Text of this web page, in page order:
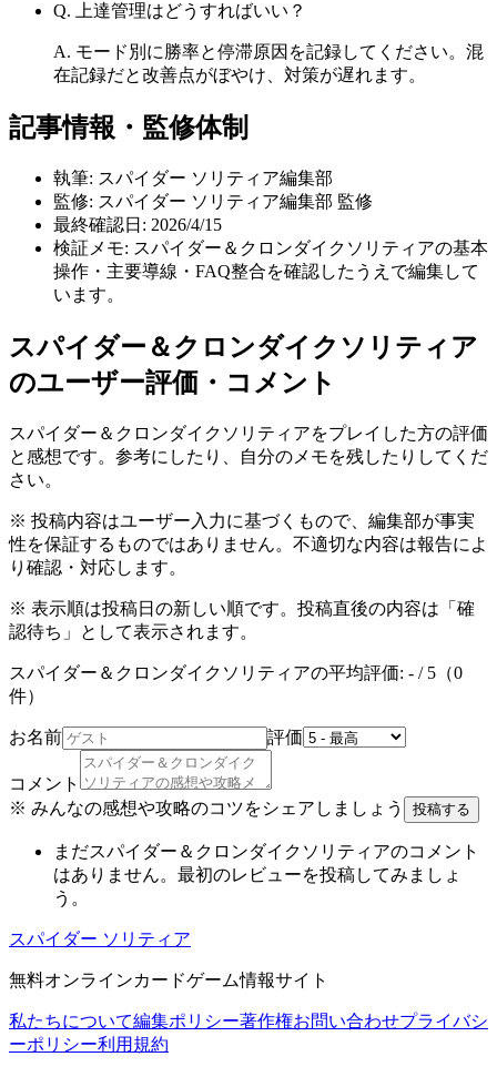
Q. 上達管理はどうすればいい？
A. モード別に勝率と停滞原因を記録してください。混
在記録だと改善点がぼやけ、対策が遅れます。
記事情報・監修体制
執筆: スパイダー ソリティア編集部
監修: スパイダー ソリティア編集部 監修
最終確認日: 2026/4/15
検証メモ: スパイダー＆クロンダイクソリティアの基本
操作・主要導線・FAQ整合を確認したうえで編集して
います。
スパイダー＆クロンダイクソリティア
のユーザー評価・コメント
スパイダー＆クロンダイクソリティアをプレイした方の評価
と感想です。参考にしたり、自分のメモを残したりしてくだ
さい。
※ 投稿内容はユーザー入力に基づくもので、編集部が事実
性を保証するものではありません。不適切な内容は報告によ
り確認・対応します。
※ 表示順は投稿日の新しい順です。投稿直後の内容は「確
認待ち」として表示されます。
スパイダー＆クロンダイクソリティアの平均評価: - / 5（0
件）
お名前 評価
コメント
※ みんなの感想や攻略のコツをシェアしましょう
投稿する
まだスパイダー＆クロンダイクソリティアのコメント
はありません。最初のレビューを投稿してみましょ
う。
スパイダー ソリティア
無料オンラインカードゲーム情報サイト
私たちについて編集ポリシー著作権お問い合わせプライバシ
ーポリシー利用規約